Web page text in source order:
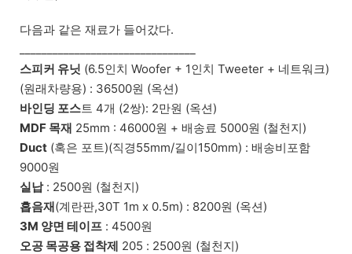
다음과 같은 재료가 들어갔다.
스피커 유닛 (6.5인치 Woofer + 1인치 Tweeter + 네트워크)
(원래차량용) : 36500원 (옥션)
바인딩 포스트 4개 (2쌍): 2만원 (옥션)
MDF 목재 25mm : 46000원 + 배송료 5000원 (철천지)
Duct (혹은 포트)(직경55mm/길이150mm) : 배송비포함
9000원
실납: 2500원 (철천지)
흡음재(계란판,30T 1m x 0.5m) : 8200원 (옥션)
3M 양면 테이프 : 4500원
오공 목공용 접착제 205 : 2500원 (철천지)